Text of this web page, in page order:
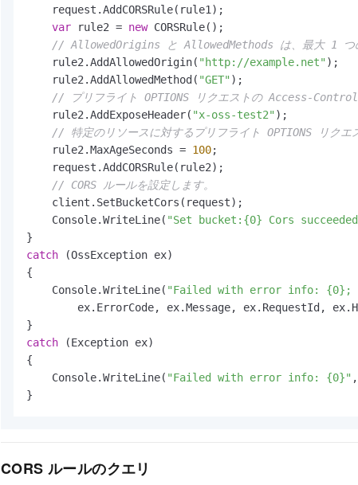
    request.AddCORSRule(rule1);
var rule2 = new CORSRule();
// AllowedOrigins と AllowedMethods は、最大 1 つのア
    rule2.AddAllowedOrigin(
"http://example.net" );
    rule2.AddAllowedMethod(
"GET" );
// プリフライト OPTIONS リクエストの Access-
    rule2.AddExposeHeader(
"x-oss-test2" );
// 特定のリソースに対するプリフライト OPTIONS リクエ
    rule2.MaxAgeSeconds =
100;
    request.AddCORSRule(rule2);
// CORS ルールを設定します。
    client.SetBucketCors(request);
    Console.WriteLine(
"Set bucket:{0} Cors
catch (OssException ex)
{
    Console.WriteLine(
"Failed with error info: {0};
ex.ErrorCode, ex.Message, ex.RequestId,
catch (Exception ex)
{
    Console.WriteLine(
"Failed with error info: {0}"
}
CORS ルールのクエリ